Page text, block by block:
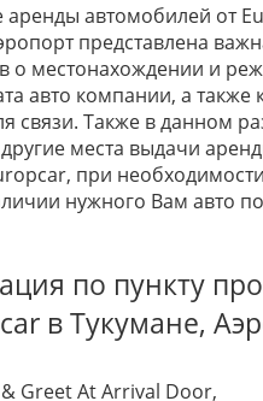
аренды автомобилей от
представлена
о местонахождении и
авто компании, а также
связи. Также в данном
места выдачи
при
нужного Вам авто
по пункту
в Тукумане,
Greet At Arrival Door,